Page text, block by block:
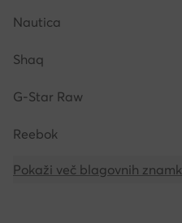
Nautica
Shaq
G-Star Raw
Reebok
Pokaži več blagovnih znamk